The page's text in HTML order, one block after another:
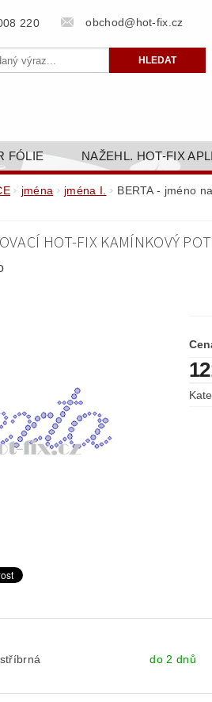
220 obchod@hot-fix.cz
FÓLIE NAŽEHL. HOT-FIX
PŘÍSLUŠENSTVÍ
PRO E-SHOP HOT-FIX.CZ
jména jména I.
BERTA - jméno
HOT-FIX KAMÍNKOVÝ
do 2 dnů